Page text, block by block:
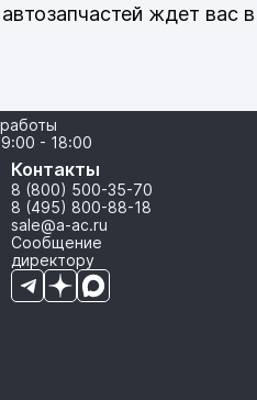
ждет вас в
- 18:00
Контакты
8 (800) 500-35-70
8 (495) 800-88-18
sale@a-ac.ru
Сообщение
директору